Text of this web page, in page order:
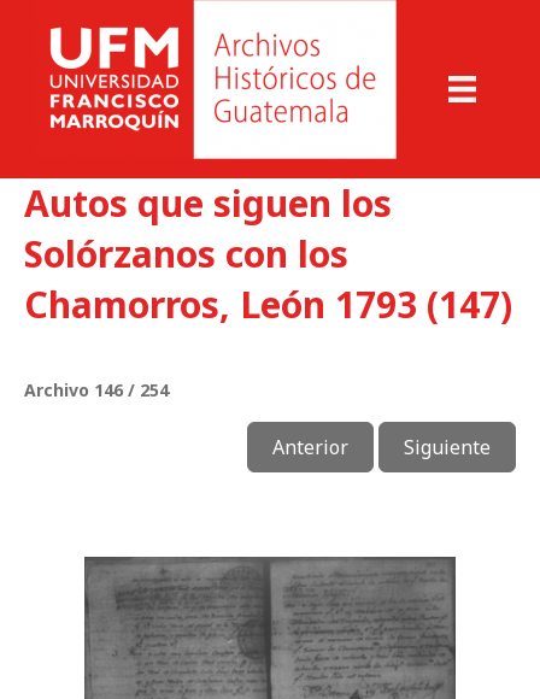
Autos que siguen los
Solórzanos con los
Chamorros, León 1793 (147)
Archivo 146 / 254
Anterior Siguiente